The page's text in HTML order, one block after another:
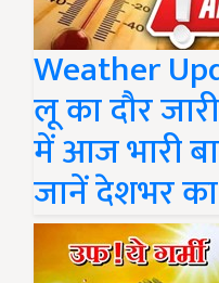
Weather
लू का दौर
में आज भारी
जानें देशभर